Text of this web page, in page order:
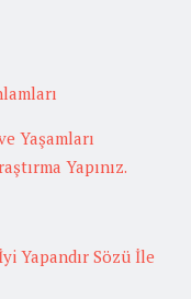
Yaşamları
Yapınız.
Yapandır Sözü İle